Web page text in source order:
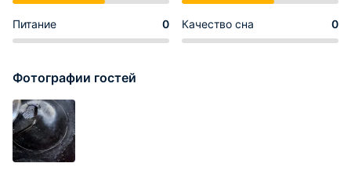
Питание 0 Качество сна 0
Фотографии гостей